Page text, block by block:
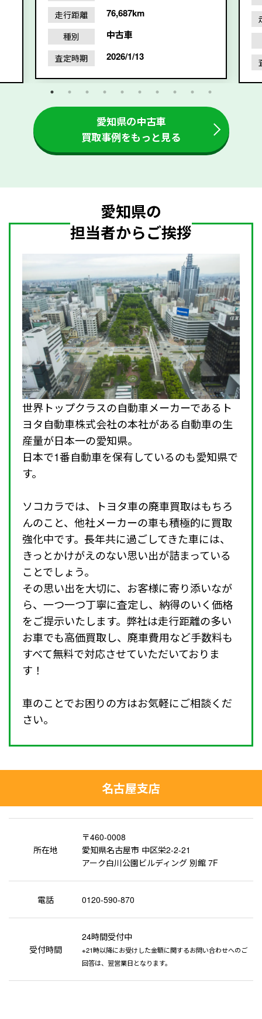
走行距離 76,687km
種別 中古車
査定時期 2026/1/13
愛知県の中古車
買取事例をもっと見る
愛知県の
担当者からご挨拶
世界トップクラスの自動車メーカーであるト
ヨタ自動車株式会社の本社がある自動車の生
産量が日本一の愛知県。
日本で1番自動車を保有しているのも愛知県で
す。
ソコカラでは、トヨタ車の廃車買取はもちろ
んのこと、他社メーカーの車も積極的に買取
強化中です。長年共に過ごしてきた車には、
きっとかけがえのない思い出が詰まっている
ことでしょう。
その思い出を大切に、お客様に寄り添いなが
ら、一つ一つ丁寧に査定し、納得のいく価格
をご提示いたします。弊社は走行距離の多い
お車でも高価買取し、廃車費用など手数料も
すべて無料で対応させていただいておりま
す！
車のことでお困りの方はお気軽にご相談くだ
さい。
名古屋支店
所在地
〒460-0008
愛知県名古屋市 中区栄2-2-21
アーク白川公園ビルディング 別館 7F
電話 0120-590-870
受付時間
24時間受付中
※21時以降にお受けした金額に関するお問い合わせへのご
回答は、翌営業日となります。